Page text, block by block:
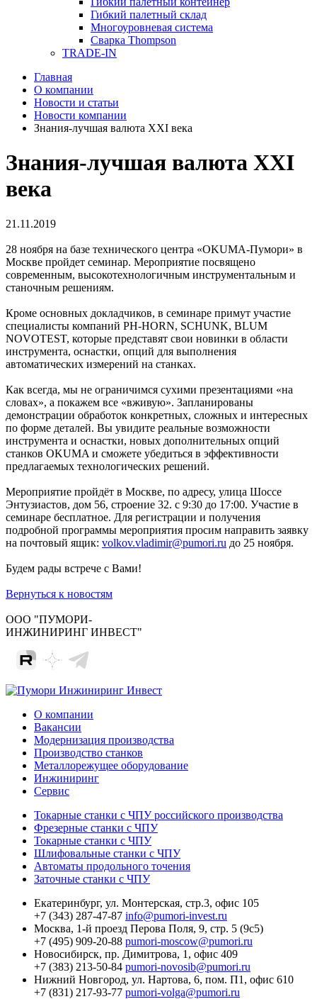
Гибкий палетный склад
Многоуровневая система
Сварка Thompson
TRADE-IN
Главная
О компании
Новости и статьи
Новости компании
Знания-лучшая валюта XXI века
Знания-лучшая валюта XXI
века
21.11.2019
28 ноября на базе технического центра «OKUMA-Пумори» в
Москве пройдет семинар. Мероприятие посвящено
современным, высокотехнологичным инструментальным и
станочным решениям.
Кроме основных докладчиков, в семинаре примут участие
специалисты компаний PH-HORN, SCHUNK, BLUM
NOVOTEST, которые представят свои новинки в области
инструмента, оснастки, опций для выполнения
автоматических измерений на станках.
Как всегда, мы не ограничимся сухими презентациями «на
словах», а покажем все «вживую». Запланированы
демонстрации обработок конкретных, сложных и интересных
по форме деталей. Вы увидите реальные возможности
инструмента и оснастки, новых дополнительных опций
станков OKUMA и сможете убедиться в эффективности
предлагаемых технологических решений.
Мероприятие пройдёт в Москве, по адресу, улица Шоссе
Энтузиастов, дом 56, строение 32. с 9:30 до 17:00. Участие в
семинаре бесплатное. Для регистрации и получения
подробной программы мероприятия просим направить заявку
на почтовый ящик: volkov.vladimir@pumori.ru до 25 ноября.
Будем рады встрече с Вами!
Вернуться к новостям
ООО "ПУМОРИ-
ИНЖИНИРИНГ ИНВЕСТ"
О компании
Вакансии
Модернизация производства
Производство станков
Металлорежущее оборудование
Инжиниринг
Сервис
Токарные станки с ЧПУ российского производства
Фрезерные станки с ЧПУ
Токарные станки с ЧПУ
Шлифовальные станки с ЧПУ
Автоматы продольного точения
Заточные станки с ЧПУ
Екатеринбург, ул. Монтерская, стр.3, офис 105
+7 (343) 287-47-87 info@pumori-invest.ru
Москва, 1-й проезд Перова Поля, 9, стр. 5 (9с5)
+7 (495) 909-20-88 pumori-moscow@pumori.ru
Новосибирск, пр. Димитрова, 1, офис 409
+7 (383) 213-50-84 pumori-novosib@pumori.ru
Нижний Новгород, ул. Нартова, 6, пом. П1, офис 610
+7 (831) 217-93-77 pumori-volga@pumori.ru